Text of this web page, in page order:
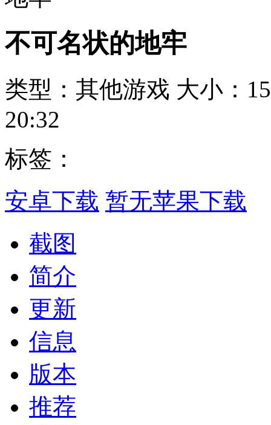
不可名状的地牢
类型：其他游戏 大小：
20:32
标签：
安卓下载 暂无苹果下载
截图
简介
更新
信息
版本
推荐